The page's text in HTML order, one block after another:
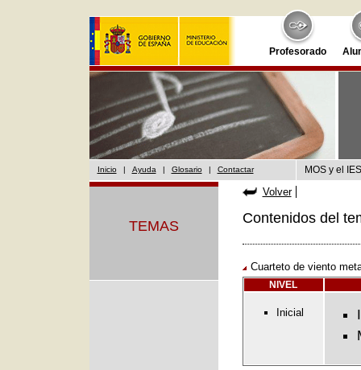
Profesorado
Inicio | Ayuda | Glosario | Contactar MOS y el
TEMAS
Volver
Contenidos del
Cuarteto de viento
NIVEL
Inicial